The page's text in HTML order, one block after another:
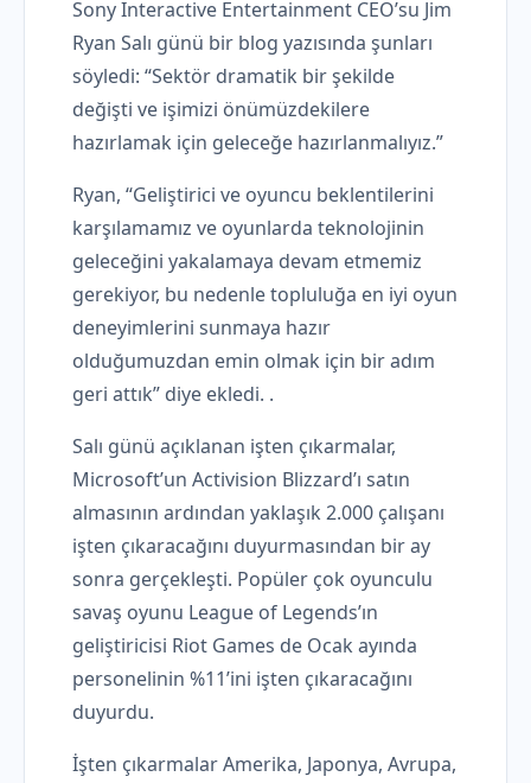
Sony Interactive Entertainment CEO’su Jim
Ryan Salı günü bir blog yazısında şunları
söyledi: “Sektör dramatik bir şekilde
değişti ve işimizi önümüzdekilere
hazırlamak için geleceğe hazırlanmalıyız.”
Ryan, “Geliştirici ve oyuncu beklentilerini
karşılamamız ve oyunlarda teknolojinin
geleceğini yakalamaya devam etmemiz
gerekiyor, bu nedenle topluluğa en iyi oyun
deneyimlerini sunmaya hazır
olduğumuzdan emin olmak için bir adım
geri attık” diye ekledi. .
Salı günü açıklanan işten çıkarmalar,
Microsoft’un Activision Blizzard’ı satın
almasının ardından yaklaşık 2.000 çalışanı
işten çıkaracağını duyurmasından bir ay
sonra gerçekleşti. Popüler çok oyunculu
savaş oyunu League of Legends’ın
geliştiricisi Riot Games de Ocak ayında
personelinin %11’ini işten çıkaracağını
duyurdu.
İşten çıkarmalar Amerika, Japonya, Avrupa,